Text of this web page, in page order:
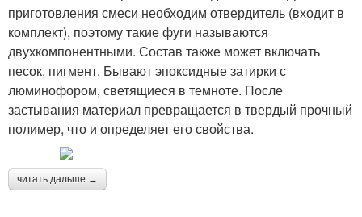
приготовления смеси необходим отвердитель (входит в
комплект), поэтому такие фуги называются
двухкомпонентными. Состав также может включать
песок, пигмент. Бывают эпоксидные затирки с
люминофором, светящиеся в темноте. После
застывания материал превращается в твердый прочный
полимер, что и определяет его свойства.
читать дальше →